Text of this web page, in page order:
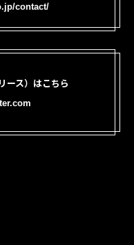
contact/
ース）はこちら